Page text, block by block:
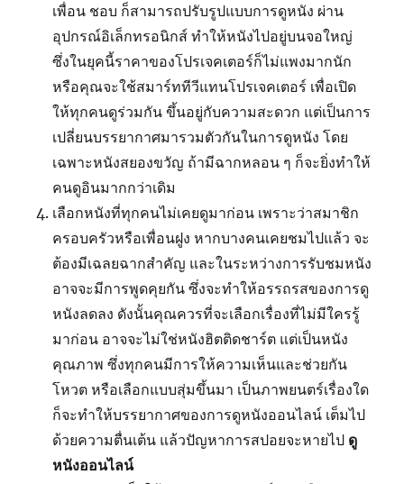
เพื่อน ชอบ ก็สามารถปรับรูปแบบการดูหนัง ผ่าน
อุปกรณ์อิเล็กทรอนิกส์ ทำให้หนังไปอยู่บนจอใหญ่
ซึ่งในยุคนี้ราคาของโปรเจคเตอร์ก็ไม่แพงมากนัก
หรือคุณจะใช้สมาร์ททีวีแทนโปรเจคเตอร์ เพื่อเปิด
ให้ทุกคนดูร่วมกัน ขึ้นอยู่กับความสะดวก แต่เป็นการ
เปลี่ยนบรรยากาศมารวมตัวกันในการดูหนัง โดย
เฉพาะหนังสยองขวัญ ถ้ามีฉากหลอน ๆ ก็จะยิ่งทำให้
คนดูอินมากกว่าเดิม
เลือกหนังที่ทุกคนไม่เคยดูมาก่อน เพราะว่าสมาชิก
ครอบครัวหรือเพื่อนฝูง หากบางคนเคยชมไปแล้ว จะ
ต้องมีเฉลยฉากสำคัญ และในระหว่างการรับชมหนัง
อาจจะมีการพูดคุยกัน ซึ่งจะทำให้อรรถรสของการดู
หนังลดลง ดังนั้นคุณควรที่จะเลือกเรื่องที่ไม่มีใครรู้
มาก่อน อาจจะไม่ใช่หนังฮิตติดชาร์ต แต่เป็นหนัง
คุณภาพ ซึ่งทุกคนมีการให้ความเห็นและช่วยกัน
โหวต หรือเลือกแบบสุ่มขึ้นมา เป็นภาพยนตร์เรื่องใด
ก็จะทำให้บรรยากาศของการดูหนังออนไลน์ เต็มไป
ด้วยความตื่นเต้น แล้วปัญหาการสปอยจะหายไป ดู
หนังออนไลน์